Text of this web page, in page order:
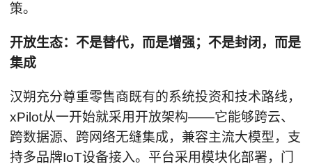
策。
开放生态：不是替代，而是增强；不是封闭，而是
集成
汉朔充分尊重零售商既有的系统投资和技术路线，
xPilot从一开始就采用开放架构——它能够跨云、
跨数据源、跨网络无缝集成，兼容主流大模型，支
持多品牌IoT设备接入。平台采用模块化部署，门